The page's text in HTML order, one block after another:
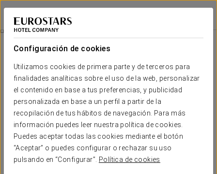
Configuración de cookies
Utilizamos cookies de primera parte y de terceros para
finalidades analíticas sobre el uso de la web, personalizar
el contenido en base a tus preferencias, y publicidad
personalizada en base a un perfil a partir de la
recopilación de tus hábitos de navegación. Para más
información puedes leer nuestra política de cookies.
Puedes aceptar todas las cookies mediante el botón
“Aceptar” o puedes configurar o rechazar su uso
pulsando en “Configurar”.
Política de cookies
Eurostars Guadalquivir
SEVILLA
Desayuno Con Diamantes
20 € por persona
Desayuno con diamantes